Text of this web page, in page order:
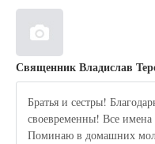
Священник Владислав
Братья и сестры!
своевременны! Все
Поминаю в домашних